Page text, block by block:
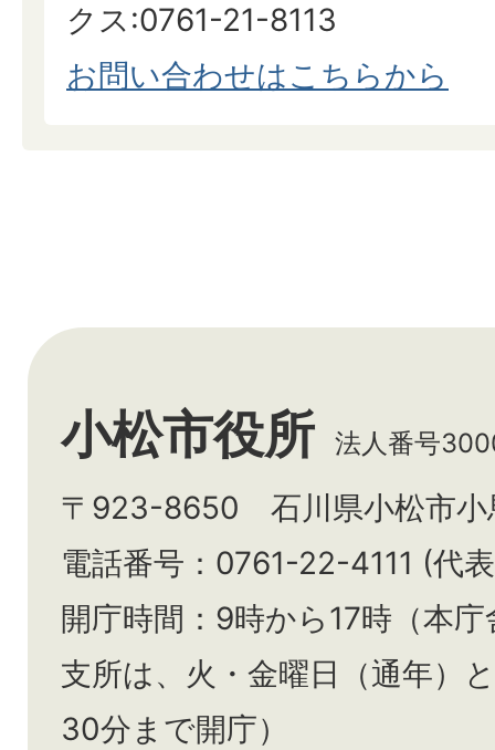
クス:0761-21-8113
お問い合わせはこちらから
小松市役所 法人番号
〒923-8650 石川県小松市小
電話番号：0761-22-4111 (代
開庁時間：9時から17時（本
支所は、火・金曜日（通年）と
30分まで開庁）